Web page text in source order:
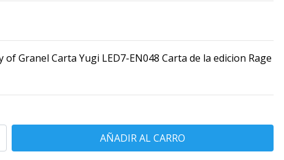
of Granel Carta Yugi LED7-EN048 Carta de la edicion Rage